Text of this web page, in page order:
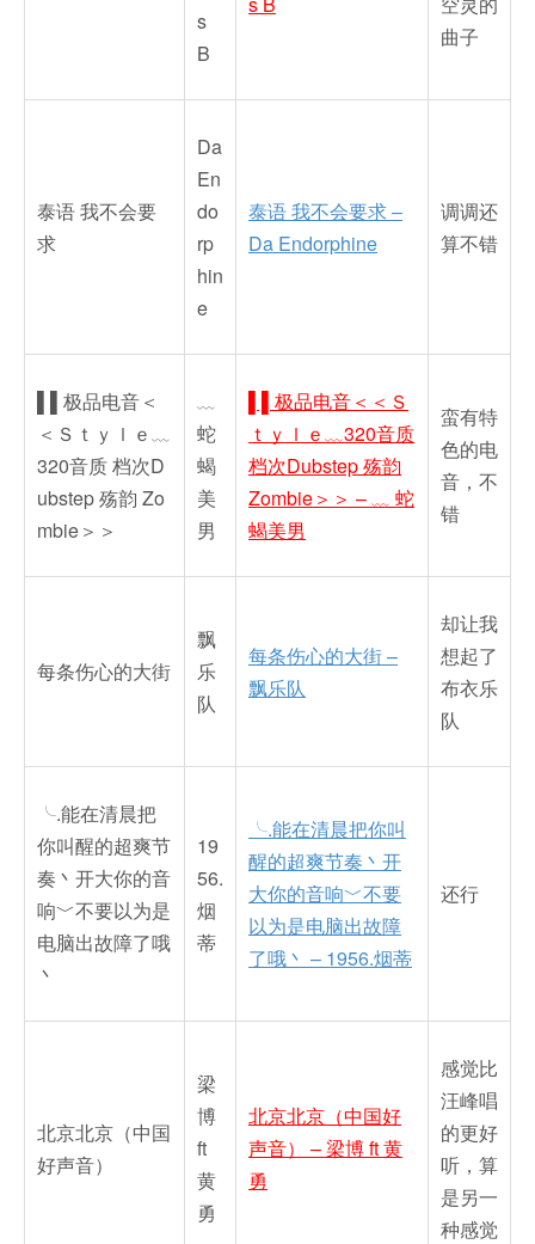
s
B
曲子
泰语 我不会要
求
Da
En
do
rp
hin
e
泰语 我不会要求 –
Da Endorphine
调调还
算不错
▌▌极品电音＜
＜Ｓｔｙｌｅ﹏
320音质 档次D
ubstep 殇韵 Zo
mbie＞＞
﹏
蛇
蝎
美
男
▌▌极品电音＜＜Ｓ
ｔｙｌｅ﹏320音质
档次Dubstep 殇韵
Zombie＞＞ – ﹏ 蛇
蝎美男
蛮有特
色的电
音，不
错
每条伤心的大街
飘
乐
队
每条伤心的大街 –
飘乐队
却让我
想起了
布衣乐
队
╰.能在清晨把
你叫醒的超爽节
奏丶开大你的音
响﹀不要以为是
电脑出故障了哦
丶
19
56.
烟
蒂
╰.能在清晨把你叫
醒的超爽节奏丶开
大你的音响﹀不要
以为是电脑出故障
了哦丶 – 1956.烟蒂
还行
北京北京（中国
好声音）
梁
博
ft
黄
勇
北京北京（中国好
声音） – 梁博 ft 黄
勇
感觉比
汪峰唱
的更好
听，算
是另一
种感觉